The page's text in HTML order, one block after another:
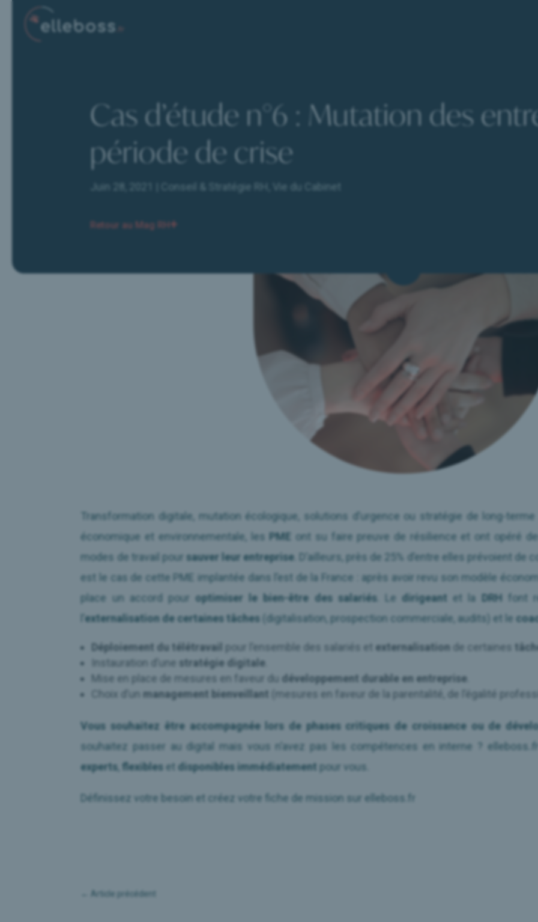
SOLUTIONS RH
Conseil & Structuration RH
Recrutement & Chasse de tête
Renfort Opérationnel
Cas d’étude n°6 : Mutation des
période de crise
Conseil & Stratégie RH Vie du Cabinet
Retour au Mag RH
Transformation digitale, mutation écologique, solutions d’urgence ou stratégie de long-
économique et environnementale, les PME ont su faire preuve de résilience et ont opéré
modes de travail pour sauver leur entreprise . D’ailleurs, près de 25% d’entre elles prévoient
est le cas de cette PME implantée dans l’est de la France : après avoir revu son modèle
place un accord pouroptimiser le bien-être des salariés. Ledirigeant et la DRH font
externalisation de certaines tâches (digitalisation, prospection commerciale, audits) et le
Déploiement du télétravail pour l’ensemble des salariés et externalisation de certaines
Instauration d’une stratégie digitale
Mise en place de mesures en faveur du développement durable en entreprise
Choix d’unmanagement bienveillant (mesures en faveur de la parentalité, de l’égalité
Vous souhaitez être accompagnée lors de phases critiques de croissance ou de
souhaitez passer au digital mais vous n’avez pas les compétences en interne ? elleboss
experts, flexiblesetdisponibles immédiatement pour vous.
Définissez votre besoin et créez votre fiche de mission sur elleboss.fr
Article précédent